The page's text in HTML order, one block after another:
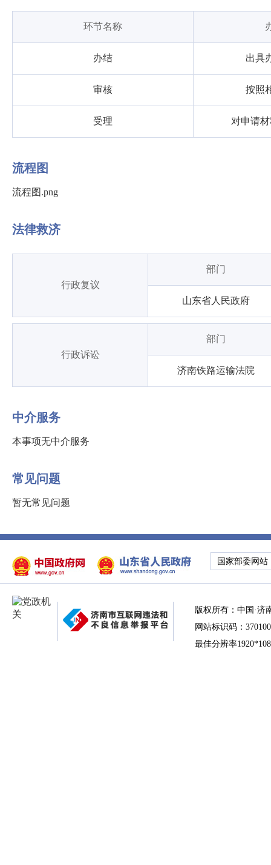
环节名称
办结 出具
审核 按照
受理 对申请
流程图
流程图.png
法律救济
行政复议
部门
山东省人民政府
行政诉讼
部门
济南铁路运输法院
中介服务
本事项无中介服务
常见问题
暂无常见问题
国家部委网站
版权所有：中国·济
网站标识码：
最佳分辨率